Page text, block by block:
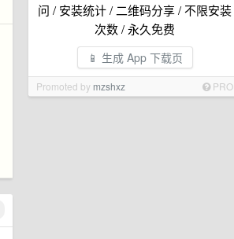
问 / 安装统计 / 二维码分享 / 不限安装
次数 / 永久免费
📱 生成 App 下载页
Promoted by mzshxz PRO